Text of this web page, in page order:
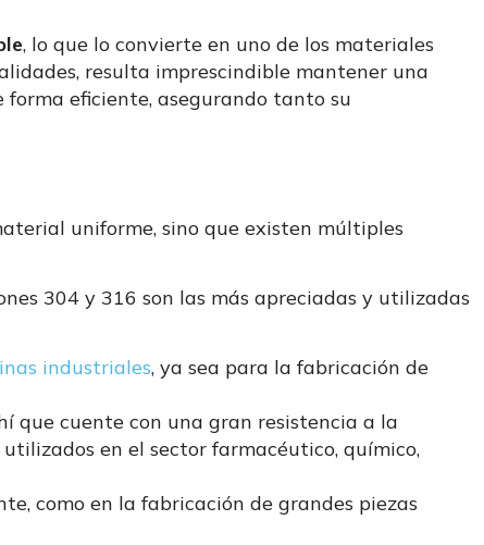
, lo que lo convierte en uno de los materiales
resulta imprescindible mantener una
forma eficiente, asegurando tanto su
uniforme, sino que existen múltiples
304 y 316 son las más apreciadas y utilizadas
industriales, ya sea para la fabricación de
que cuente con una gran resistencia a la
en el sector farmacéutico, químico,
como en la fabricación de grandes piezas